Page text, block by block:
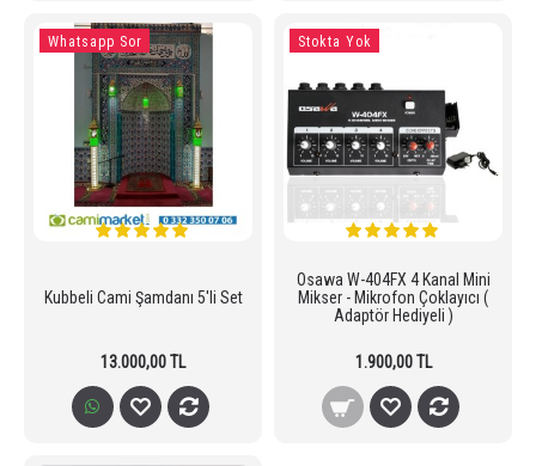
Whatsapp Sor
Kubbeli Cami Şamdanı 5'li Set
13.000,00 TL
Stokta Yok
Osawa W-404FX 4 Kanal Mini
Mikser - Mikrofon Çoklayıcı (
Adaptör Hediyeli )
1.900,00 TL